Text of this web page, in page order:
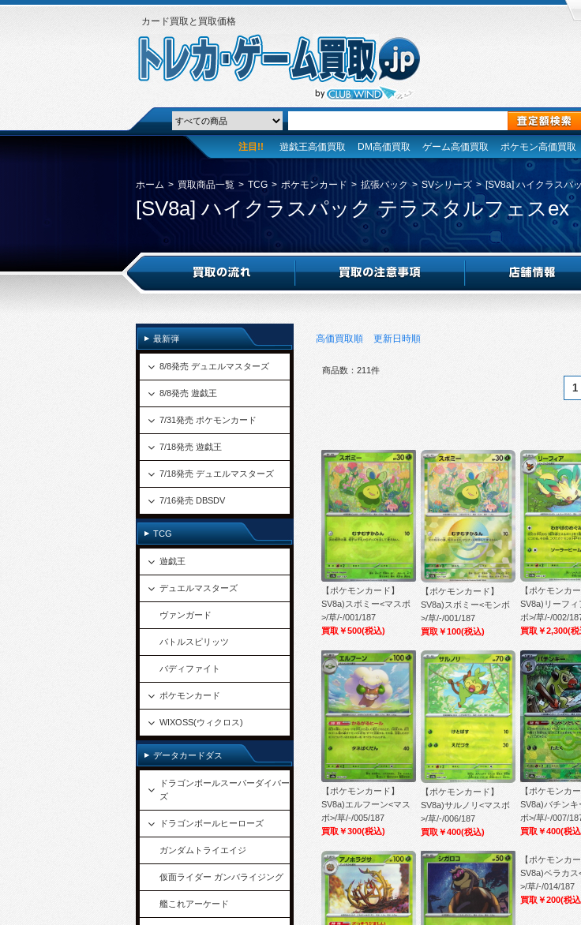
カード買取と買取価格
注目!! 遊戯王高価買取 DM高価買取 ゲーム高価買取 ポケモン高価買取
ホーム > 買取商品一覧 > TCG > ポケモンカード > 拡張パック > SVシリーズ > [SV8a] ハイクラスパ
[SV8a] ハイクラスパック テラスタルフェスex
高価買取順 更新日時順
商品数：211件
1
【ポケモンカード】
SV8a)スボミー<マスボ
>/草/-/001/187
買取￥500(税込)
【ポケモンカード】
SV8a)スボミー<モンボ
>/草/-/001/187
買取￥100(税込)
【ポケモンカー
SV8a)リーフィ
ボ>/草/-/002/
買取￥2,300(税
【ポケモンカード】
SV8a)エルフーン<マス
ボ>/草/-/005/187
買取￥300(税込)
【ポケモンカード】
SV8a)サルノリ<マスボ
>/草/-/006/187
買取￥400(税込)
【ポケモンカー
SV8a)バチンキ
ボ>/草/-/007/
買取￥400(税
【ポケモンカー
SV8a)ベラカス
>/草/-/014/187
買取￥200(税
最新弾
8/8発売 デュエルマスターズ
8/8発売 遊戯王
7/31発売 ポケモンカード
7/18発売 遊戯王
7/18発売 デュエルマスターズ
7/16発売 DBSDV
TCG
遊戯王
デュエルマスターズ
ヴァンガード
バトルスピリッツ
バディファイト
ポケモンカード
WIXOSS(ウィクロス)
データカードダス
ドラゴンボールスーパーダイバー
ズ
ドラゴンボールヒーローズ
ガンダムトライエイジ
仮面ライダー ガンバライジング
艦これアーケード